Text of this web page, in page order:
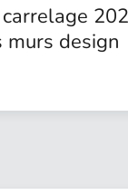
murs design